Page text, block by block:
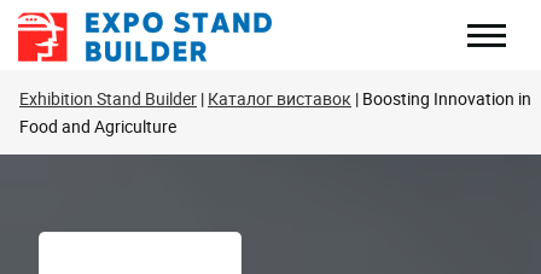
Перейти
Exhibition Stand Builder Каталог виставок Boosting Innovation in
Food and Agriculture